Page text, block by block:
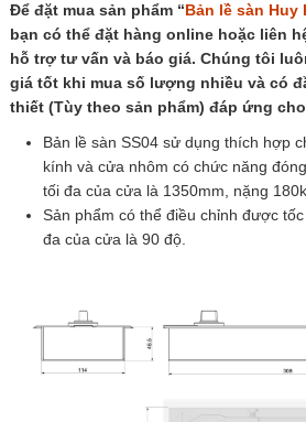
Để đặt mua sản phẩm “Bản lề sàn Huy
bạn có thể đặt hàng online hoặc liên
hỗ trợ tư vấn và báo giá. Chúng tôi
giá tốt khi mua số lượng nhiều và có
thiết (Tùy theo sản phẩm) đáp ứng
Bản lề sàn SS04 sử dụng thích hợp
kính và cửa nhôm có chức năng
tối đa của cửa là 1350mm, nặng
Sản phẩm có thể điều chỉnh được
đa của cửa là 90 độ.